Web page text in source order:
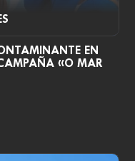
EN
«O MAR